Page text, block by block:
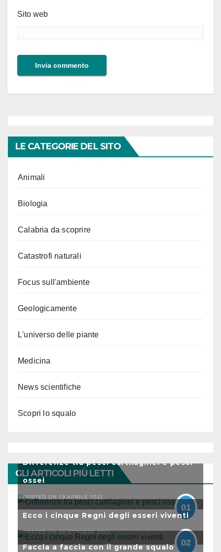
Sito web
LE CATEGORIE DEL SITO
Animali
Biologia
Calabria da scoprire
Catastrofi naturali
Focus sull'ambiente
Geologicamente
L'universo delle piante
Medicina
News scientifiche
Scopri lo squalo
GLI ARTICOLI PIÙ LETTI
Differenze tra pesci cartilaginei e pesci
ossei
POSTED ON 19 APRILE 2011
01
Ecco i cinque Regni degli esseri viventi
POSTED ON 29 OTTOBRE 2011
02
Faccia a faccia con il grande squalo